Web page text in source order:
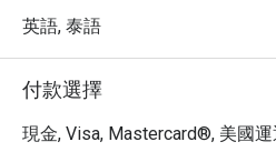
英語, 泰語
付款選擇
現金, Visa, Mastercard®, 美國